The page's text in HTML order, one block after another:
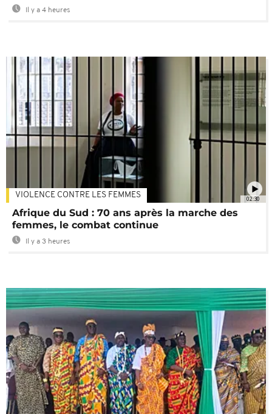
Il y a 4 heures
02:30
VIOLENCE CONTRE LES FEMMES
Afrique du Sud : 70 ans après la marche des
femmes, le combat continue
Il y a 3 heures